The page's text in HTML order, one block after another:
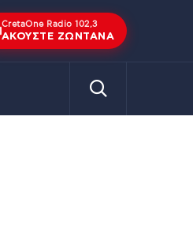
CretaOne Radio 102,3
ΑΚΟΎΣΤΕ ΖΩΝΤΑΝΆ